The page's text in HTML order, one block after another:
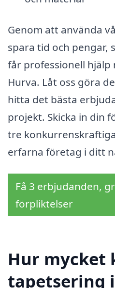
Genom att använda
spara tid och pengar,
får professionell hjälp
Hurva. Låt oss göra
hitta det bästa
projekt. Skicka in din
tre
erfarna företag i ditt
Få 3 erbjudanden,
förpliktelser
Hur mycket
tapetsering